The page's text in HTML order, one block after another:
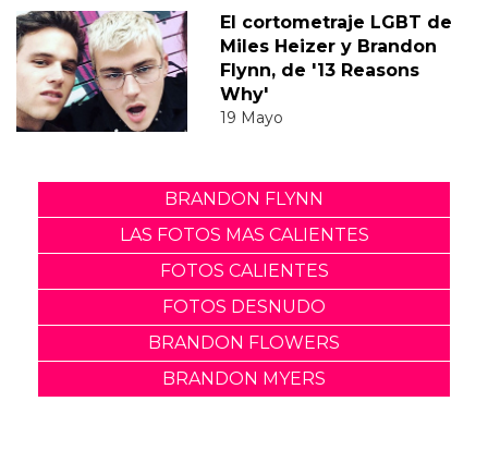
El cortometraje LGBT de
Miles Heizer y Brandon
Flynn, de '13 Reasons
Why'
19 Mayo
BRANDON FLYNN
LAS FOTOS MAS CALIENTES
FOTOS CALIENTES
FOTOS DESNUDO
BRANDON FLOWERS
BRANDON MYERS